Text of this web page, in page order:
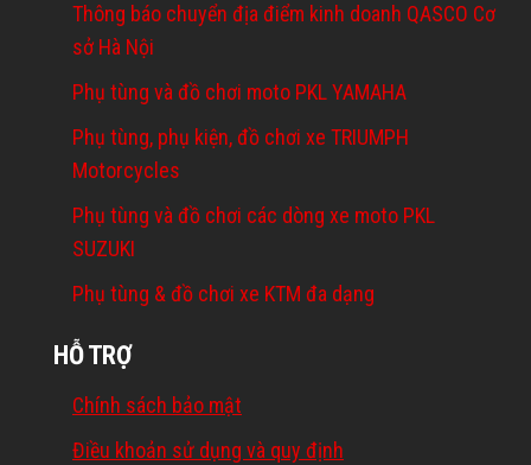
Thông báo chuyển địa điểm kinh doanh QASCO Cơ
sở Hà Nội
Phụ tùng và đồ chơi moto PKL YAMAHA
Phụ tùng, phụ kiện, đồ chơi xe TRIUMPH
Motorcycles
Phụ tùng và đồ chơi các dòng xe moto PKL
SUZUKI
Phụ tùng & đồ chơi xe KTM đa dạng
HỖ TRỢ
Chính sách bảo mật
Điều khoản sử dụng và quy định